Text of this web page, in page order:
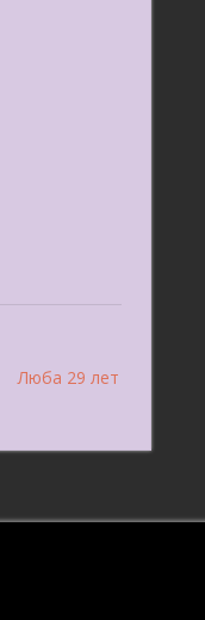
Люба 29 лет